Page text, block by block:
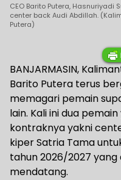
CEO Barito Putera,
center back Audi Abdillah.
Putera)
BANJARMASIN,
Barito Putera terus
memagari pemain
lain. Kali ini dua
kontraknya yakni
kiper Satria Tama
tahun 2026/2027
mendatang.